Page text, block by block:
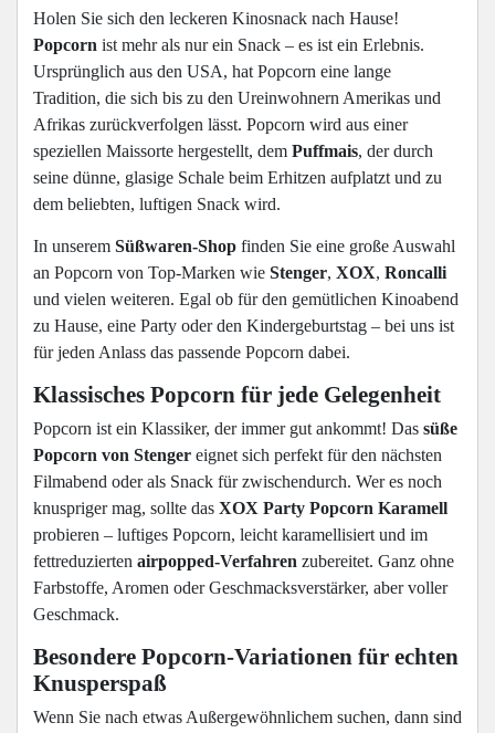
Holen Sie sich den leckeren Kinosnack nach Hause!
Popcorn ist mehr als nur ein Snack – es ist ein Erlebnis.
Ursprünglich aus den USA, hat Popcorn eine lange
Tradition, die sich bis zu den Ureinwohnern Amerikas und
Afrikas zurückverfolgen lässt. Popcorn wird aus einer
speziellen Maissorte hergestellt, dem Puffmais, der durch
seine dünne, glasige Schale beim Erhitzen aufplatzt und zu
dem beliebten, luftigen Snack wird.
In unserem Süßwaren-Shop finden Sie eine große Auswahl
an Popcorn von Top-Marken wie Stenger, XOX, Roncalli
und vielen weiteren. Egal ob für den gemütlichen Kinoabend
zu Hause, eine Party oder den Kindergeburtstag – bei uns ist
für jeden Anlass das passende Popcorn dabei.
Klassisches Popcorn für jede Gelegenheit
Popcorn ist ein Klassiker, der immer gut ankommt! Das süße
Popcorn von Stenger eignet sich perfekt für den nächsten
Filmabend oder als Snack für zwischendurch. Wer es noch
knuspriger mag, sollte das XOX Party Popcorn Karamell
probieren – luftiges Popcorn, leicht karamellisiert und im
fettreduzierten airpopped-Verfahren zubereitet. Ganz ohne
Farbstoffe, Aromen oder Geschmacksverstärker, aber voller
Geschmack.
Besondere Popcorn-Variationen für echten
Knusperspaß
Wenn Sie nach etwas Außergewöhnlichem suchen, dann sind